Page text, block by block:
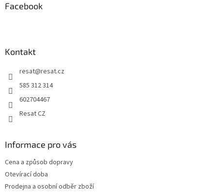
Facebook
Kontakt
resat@resat.cz
585 312 314
602704467
Resat CZ
Informace pro vás
Cena a způsob dopravy
Otevírací doba
Prodejna a osobní odběr zboží